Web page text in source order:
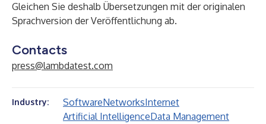
Gleichen Sie deshalb Übersetzungen mit der originalen
Sprachversion der Veröffentlichung ab.
Contacts
press@lambdatest.com
Industry: SoftwareNetworksInternet
Artificial IntelligenceData Management